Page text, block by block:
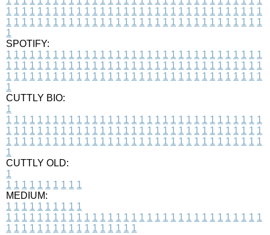
1 1 1 1 1 1 1 1 1 1 1 1 1 1 1 1 1 1 1 1 1 1 1 1 1 1 1 1 1 1 1 1 1
1 1 1 1 1 1 1 1 1 1 1 1 1 1 1 1 1 1 1 1 1 1 1 1 1 1 1 1 1 1 1 1 1
1
SPOTIFY:
1 1 1 1 1 1 1 1 1 1 1 1 1 1 1 1 1 1 1 1 1 1 1 1 1 1 1 1 1 1 1 1 1
1 1 1 1 1 1 1 1 1 1 1 1 1 1 1 1 1 1 1 1 1 1 1 1 1 1 1 1 1 1 1 1 1
1 1 1 1 1 1 1 1 1 1 1 1 1 1 1 1 1 1 1 1 1 1 1 1 1 1 1 1 1 1 1 1 1
1
CUTTLY BIO:
1
1 1 1 1 1 1 1 1 1 1 1 1 1 1 1 1 1 1 1 1 1 1 1 1 1 1 1 1 1 1 1 1 1
1 1 1 1 1 1 1 1 1 1 1 1 1 1 1 1 1 1 1 1 1 1 1 1 1 1 1 1 1 1 1 1 1
1 1 1 1 1 1 1 1 1 1 1 1 1 1 1 1 1 1 1 1 1 1 1 1 1 1 1 1 1 1 1 1 1
1
CUTTLY OLD:
1
1 1 1 1 1 1 1 1 1 1
MEDIUM:
1 1 1 1 1 1 1 1 1 1
1 1 1 1 1 1 1 1 1 1 1 1 1 1 1 1 1 1 1 1 1 1 1 1 1 1 1 1 1 1 1 1 1
1 1 1 1 1 1 1 1 1 1 1 1 1 1 1 1 1